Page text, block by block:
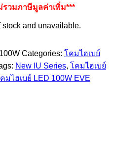
รวมภาษีมูลค่าเพิ่ม***
and unavailable.
Categories: โคมไฮเบย์
New IU Series, โคมไฮเบย์
มไฮเบย์ LED 100W EVE